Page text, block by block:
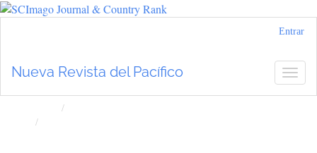
principal
Entrar
Nueva Revista del Pacífico